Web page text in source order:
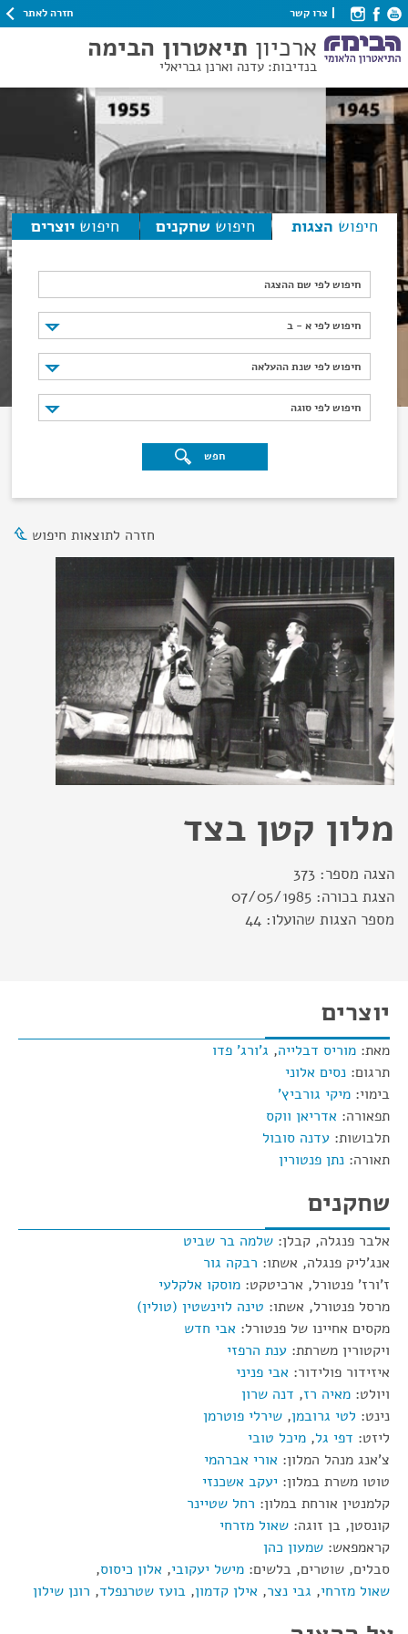
צרו קשר חזרה לאתר
ארכיון תיאטרון הבימה
בנדיבות: עדנה וארנן גבריאלי
חיפוש הצגות חיפוש שחקנים חיפוש יוצרים
חיפוש לפי שם ההצגה
חיפוש לפי א - ב
חיפוש לפי א - ב
חיפוש לפי שנת ההעלאה
חיפוש לפי שנת ההעלאה
חיפוש לפי סוגה
חיפוש לפי סוגה
חפש
חזרה לתוצאות חיפוש
מלון קטן בצד
הצגה מספר: 373
הצגת בכורה: 07/05/1985
מספר הצגות שהועלו: 44
יוצרים
מאת: מוריס דבלייה, ג'ורג' פדו
תרגום: נסים אלוני
בימוי: מיקי גורביץ'
תפאורה: אדריאן ווקס
תלבושות: עדנה סובול
תאורה: נתן פנטורין
שחקנים
אלבר פנגלה, קבלן: שלמה בר שביט
אנג'ליק פנגלה, אשתו: רבקה גור
ז'ורז' פנטורל, ארכיטקט: מוסקו אלקלעי
מרסל פנטורל, אשתו: טינה לוינשטין (טולין)
מקסים אחיינו של פנטורל: אבי חדש
ויקטורין משרתת: ענת הרפזי
איזידור פולידור: אבי פניני
ויולט: מאיה רז, דנה שרון
נינט: לטי גרובמן, שירלי פוטרמן
ליזט: דפי גל, מיכל טובי
צ'אנג מנהל המלון: אורי אברהמי
טוטו משרת במלון: יעקב אשכנזי
קלמנטין אורחת במלון: רחל שטיינר
קונסטן, בן זוגה:
שאול מזרחי
קראמפאש: שמעון כהן
סבלים, שוטרים, בלשים: מישל יעקובי, אלון כיסוס,
שאול מזרחי, גבי נצר, אילן קדמון, בועז שטרנפלד, רונן שילון